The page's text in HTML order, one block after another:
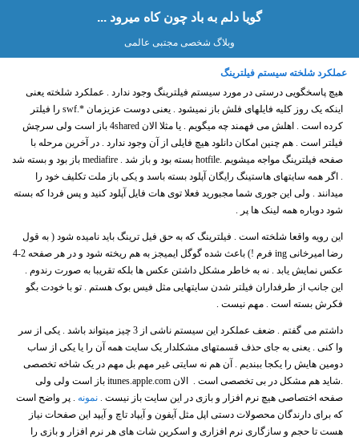
گویا دلم به باد چون کاه میرود ...
وبلاگ شخصی مجتبی عالمی
عملکرد شلخته سیستم فیلترینگ
هیچ پاسخگویی درستی در مورد سیستم فیلترینگ وجود ندارد . عملکرد شلخته یعنی
اینکه یک روز کلیه فایلهای فلش باز نمیشود . یعنی دوست عزیزمان *.swf را فیلتر
کرده است . اهلش می فهمند چه میگویم . یا مثلا الان 4shared باز است ولی سرچش
فیلتر است . هم چنین امکان دانلود هیچ فایلی از آن وجود ندارد . در آخرین مرحله با
صفحه فیلترینگ مواجه میشویم .hotfile بسته بود و باز شد . mediafire باز بود و بسته شد
. اگر همه سایتهای هاستینگ رایگان آپلود بسته باسد و یکی باز ملت تکلیف خود را
میدانند . ولی این جوری شما مجبورید فعلا توی هات فایل آپلود کنید و پس فردا که بسته
شود دوباره همه لینک ها پر .
این رویه واقعا شلخته است . فیلترینگ که به حق فیل ترینگ باید نامیده شود ( به قول
رضا امیرخانی ing فرم !) باعث شده گوگل ایمیجز به هم ریخته شود و در هر صفحه 2-4
عکس نمایش یابد . نه به خاطر مشکل داشتن عکس ها بلکه تقریبا به صورت رندوم .
این جانب از طرفداران فیلتر شدن سایتهایی مثل فیس بوک هستم . تو با خودت بگو
فکرش بسته است . مهم نیست .
داشتم می گفتم . ضعف عملکرد این سیستم ناشی از 3 چیز میتواند باشد . یکی از سر
وا کنی . یعنی به جای حذف قسمتهای مشکلدار یک سایت همه آن را یا یکی از ساب
دومین هایش را یکجا ببندیم . آن هم نه سایتی غیر مهم بل مهم در یک شاخه تخصصی
.شاید هم مشکل در بی تخصصی است . الان itunes.apple.com باز است ولی ولی
صفحه اختصاصی هیچ نرم افزار و بازی در این سایت باز نیست . نمونه . پر واضح است
که برای دارندگان محصولات دستی اپل مثل آیفون و آیپاد تاچ و آیپد این صفحات نیاز
هست تا حجم و سازگاری نرم افزاری و اسکرین شات های هر نرم افزار و بازی را